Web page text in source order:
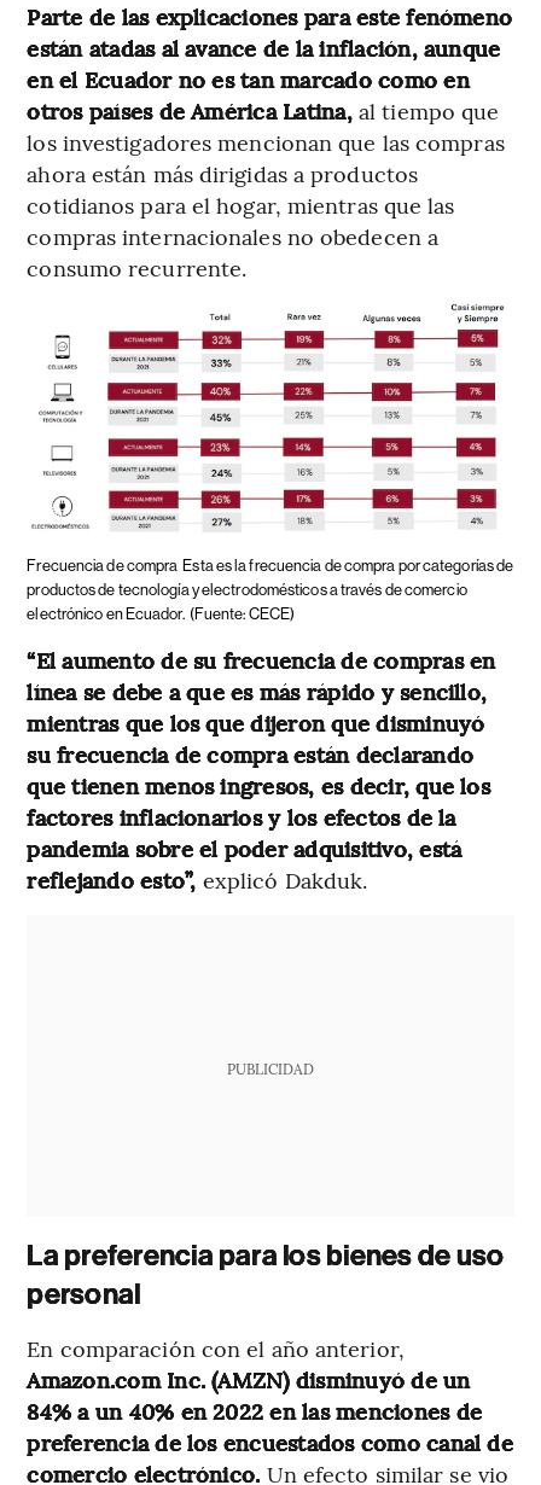
Parte de las explicaciones para este fenómeno
están atadas al avance de la inflación, aunque
en el Ecuador no es tan marcado como en
otros países de América Latina,al tiempo que
los investigadores mencionan que las compras
ahora están más dirigidas a productos
cotidianos para el hogar, mientras que las
compras internacionales no obedecen a
consumo recurrente.
Frecuencia de compra Esta es la frecuencia de compra por categorías de
productos de tecnología y electrodomésticos a través de comercio
electrónico en Ecuador. (Fuente: CECE)
“El aumento de su frecuencia de compras en
línea se debe a que es más rápido y sencillo,
mientras que los que dijeron que disminuyó
su frecuencia de compra están declarando
que tienen menos ingresos, es decir, que los
factores inflacionarios y los efectos de la
pandemia sobre el poder adquisitivo, está
reflejando esto”, explicó Dakduk.
PUBLICIDAD
La preferencia para los bienes de uso
personal
En comparación con el año anterior,
Amazon.com Inc. (AMZN) disminuyó de un
84% a un 40% en 2022 en las menciones de
preferencia de los encuestados como canal de
comercio electrónico. Un efecto similar se vio